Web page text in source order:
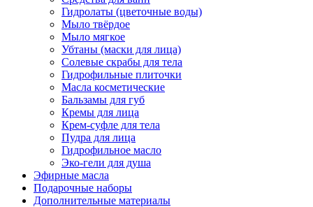
Гидролаты (цветочные воды)
Мыло твёрдое
Мыло мягкое
Убтаны (маски для лица)
Солевые скрабы для тела
Гидрофильные плиточки
Масла косметические
Бальзамы для губ
Кремы для лица
Крем-суфле для тела
Пудра для лица
Гидрофильное масло
Эко-гели для душа
Эфирные масла
Подарочные наборы
Дополнительные материалы